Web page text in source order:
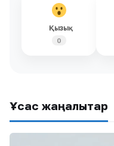
Қызық
0
Ұқсас жаңалықтар